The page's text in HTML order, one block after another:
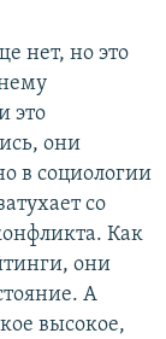
нет, но это
это
они
в социологии
со
Как
они
А
высокое,